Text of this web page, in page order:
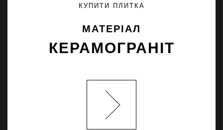
КУПИТИ ПЛИТКА
МАТЕРІАЛ
КЕРАМОГРАНІТ